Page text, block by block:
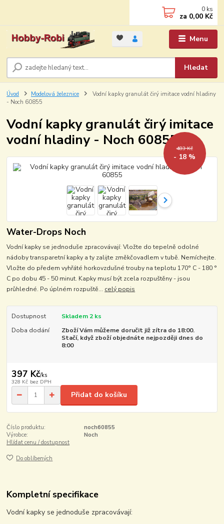
Menu
Hledat
0 ks
za 0,00 Kč
Úvod Modelová železnice
Vodní kapky granulát čirý imitace vodní hladiny
- Noch 60855
Vodní kapky granulát čirý imitace
vodní hladiny - Noch 60855483 Kč
- 18 %
Water-Drops Noch
Vodní kapky se jednoduše zpracovávají: Vložte do tepelně odolné
nádoby transparetní kapky a ty zalijte změkčovadlem v tubě. Nemíchejte.
Vložte do předem vyhřáté horkovzdušné trouby na teplotu 170° C - 180 °
C po dobu 45 - 50 minut. Kapky musí být zcela rozpuštěny - jsou
průhledné. Po úplném rozpuště... celý popis
Dostupnost
Skladem 2 ks
Doba dodání
Zboží Vám můžeme doručit již zítra do 18:00.
Stačí, když zboží objednáte nejpozději dnes do
8:00
397 Kč/ks
328 Kč bez DPH
Přidat do košíku
Číslo produktu:
noch60855
Výrobce:
Noch
Hlídat cenu / dostupnost
Do oblíbených
Kompletní specifikace
Vodní kapky se jednoduše zpracovávají: